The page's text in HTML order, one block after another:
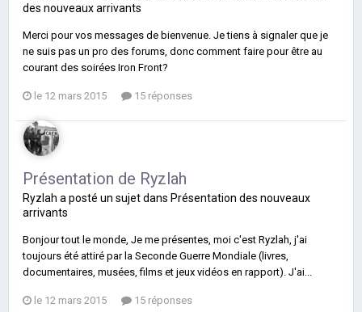
des nouveaux arrivants
Merci pour vos messages de bienvenue. Je tiens à signaler que je
ne suis pas un pro des forums, donc comment faire pour être au
courant des soirées Iron Front?
le 12 mars 2015 15 réponses
Présentation de Ryzlah
Ryzlah a posté un sujet dans Présentation des nouveaux
arrivants
Bonjour tout le monde, Je me présentes, moi c'est Ryzlah, j'ai
toujours été attiré par la Seconde Guerre Mondiale (livres,
documentaires, musées, films et jeux vidéos en rapport). J'ai...
le 12 mars 2015 15 réponses